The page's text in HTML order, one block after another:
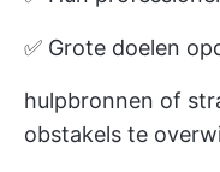
✅ Grote doelen
hulpbronnen of
obstakels te